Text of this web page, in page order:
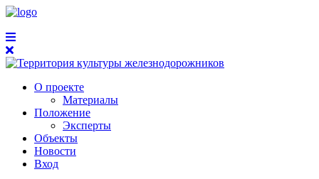
О проекте
Материалы
Положение
Эксперты
Объекты
Новости
Вход